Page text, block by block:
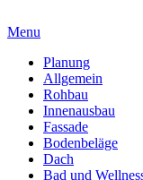
Menu
Planung
Allgemein
Rohbau
Innenausbau
Fassade
Bodenbeläge
Dach
Bad und